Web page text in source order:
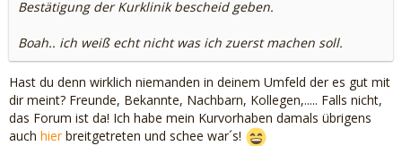
Bestätigung der Kurklinik bescheid geben.
Boah.. ich weiß echt nicht was ich zuerst machen soll.
Hast du denn wirklich niemanden in deinem Umfeld der es gut mit
dir meint? Freunde, Bekannte, Nachbarn, Kollegen,..... Falls nicht,
das Forum ist da! Ich habe mein Kurvorhaben damals übrigens
auch hier breitgetreten und schee war´s!